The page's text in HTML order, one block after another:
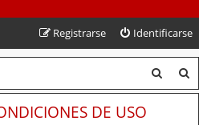
Identificarse
Registrarse
u
u
DE USO